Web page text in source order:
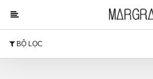
BỘ LỌC